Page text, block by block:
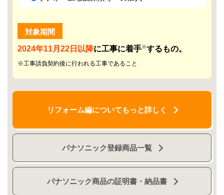
対象期間
2024年11月22日以降に工事に着手※するもの。
※工事請負契約後に行われる工事であること
リフォーム編についてもっと詳しく
パナソニック登録商品一覧
パナソニック商品の証明書・納品書